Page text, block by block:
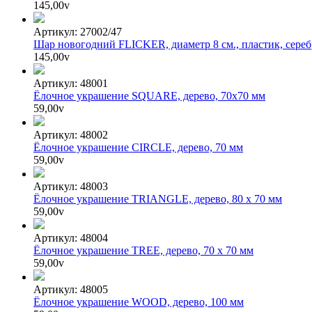
145,00v
Артикул: 27002/47
Шар новогодний FLICKER, диаметр 8 см., пластик,
145,00v
Артикул: 48001
Ёлочное украшение SQUARE, дерево, 70х70 мм
59,00v
Артикул: 48002
Ёлочное украшение CIRCLE, дерево, 70 мм
59,00v
Артикул: 48003
Ёлочное украшение TRIANGLE, дерево, 80 х 70 мм
59,00v
Артикул: 48004
Ёлочное украшение TREE, дерево, 70 х 70 мм
59,00v
Артикул: 48005
Ёлочное украшение WOOD, дерево, 100 мм